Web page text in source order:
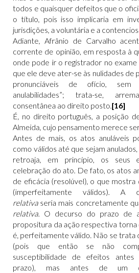
todos e quaisquer defeitos que o
o título, pois isso implicaria em
jurisdições, a voluntária e a
Adiante, Afrânio de Carvalho
corrente de opinião, em resposta à
onde pode ir o registrador no exame
que ele deve ater-se às nulidades de
pronunciáveis de ofício,
anulabilidades”; trata-se,
consentânea ao direito posto.[16]
É, no direito português, a posição
Almeida, cujo pensamento merece
Antes de mais, os atos anuláveis
como válidos até que sejam
retroaja, em princípio, os seus
celebração do ato. De fato, os atos
de eficácia (resolúvel), o que mostra
(imperfeitamente válidos). A
relativa seria mais concretamente
relativa. O decurso do prazo de
propositura da ação respectiva torna
é, perfeitamente válido. Não se trata
(pois que então se não
susceptibilidade de efeitos
prazo), mas antes de um